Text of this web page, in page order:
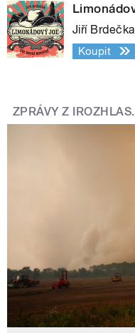
Jiří Brdečka
Koupit
ZPRÁVY Z